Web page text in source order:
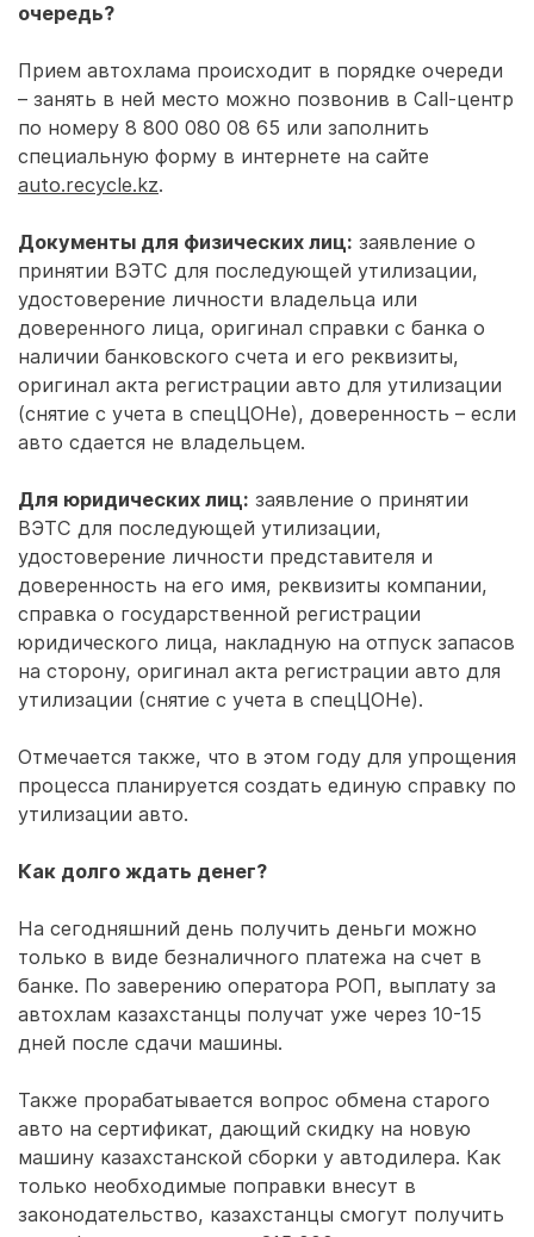
очередь?
Прием автохлама происходит в порядке очереди
– занять в ней место можно позвонив в Call-центр
по номеру 8 800 080 08 65 или заполнить
специальную форму в интернете на сайте
auto.recycle.kz.
Документы для физических лиц: заявление о
принятии ВЭТС для последующей утилизации,
удостоверение личности владельца или
доверенного лица, оригинал справки с банка о
наличии банковского счета и его реквизиты,
оригинал акта регистрации авто для утилизации
(снятие с учета в спецЦОНе), доверенность – если
авто сдается не владельцем.
Для юридических лиц: заявление о принятии
ВЭТС для последующей утилизации,
удостоверение личности представителя и
доверенность на его имя, реквизиты компании,
справка о государственной регистрации
юридического лица, накладную на отпуск запасов
на сторону, оригинал акта регистрации авто для
утилизации (снятие с учета в спецЦОНе).
Отмечается также, что в этом году для упрощения
процесса планируется создать единую справку по
утилизации авто.
Как долго ждать денег?
На сегодняшний день получить деньги можно
только в виде безналичного платежа на счет в
банке. По заверению оператора РОП, выплату за
автохлам казахстанцы получат уже через 10-15
дней после сдачи машины.
Также прорабатывается вопрос обмена старого
авто на сертификат, дающий скидку на новую
машину казахстанской сборки у автодилера. Как
только необходимые поправки внесут в
законодательство, казахстанцы смогут получить